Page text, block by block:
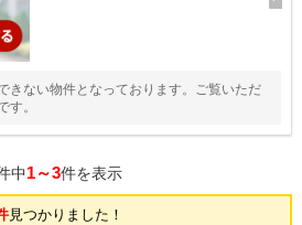
きない物件となっております。ご覧いただ
す。
中1～3件を表示
見つかりました！